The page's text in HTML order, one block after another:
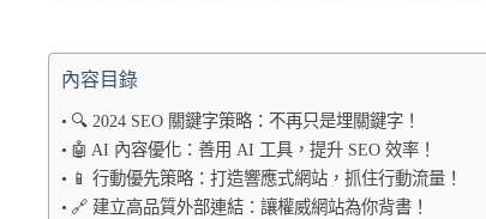
內容目錄
🔍 2024 SEO 關鍵字策略：不再只是埋關鍵字！
🤖 AI 內容優化：善用 AI 工具，提升 SEO 效率！
📱 行動優先策略：打造響應式網站，抓住行動流量！
🔗 建立高品質外部連結：讓權威網站為你背書！